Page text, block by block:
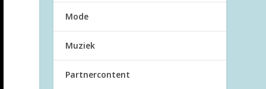
Mode
Muziek
Partnercontent